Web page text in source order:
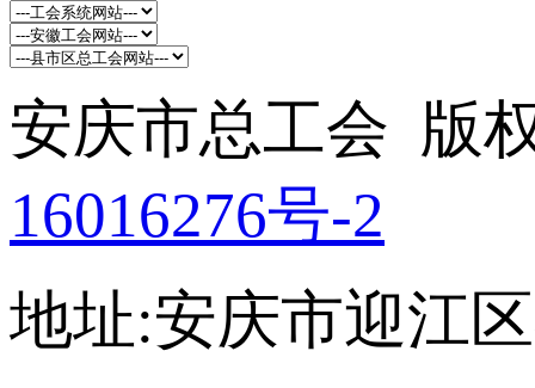
安庆市总工会 版
16016276号-2
地址:安庆市迎江